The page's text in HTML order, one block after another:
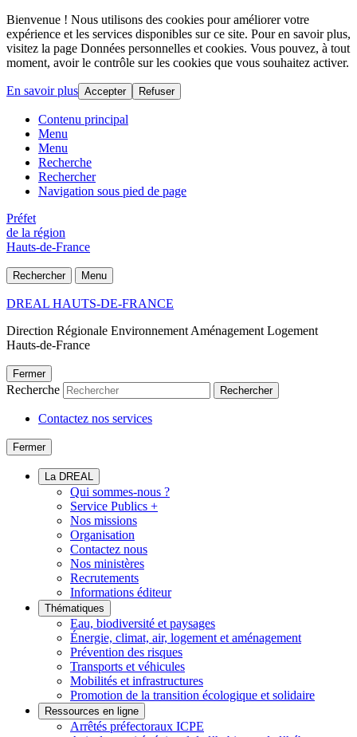
Bienvenue ! Nous utilisons des cookies pour améliorer votre
expérience et les services disponibles sur ce site. Pour en savoir plus,
visitez la page Données personnelles et cookies. Vous pouvez, à tout
moment, avoir le contrôle sur les cookies que vous souhaitez activer.
En savoir plus Accepter Refuser
Contenu principal
Menu
Menu
Recherche
Rechercher
Navigation sous pied de page
Préfet
de la région
Hauts-de-France
Rechercher Menu
DREAL HAUTS-DE-FRANCE
Direction Régionale Environnement Aménagement Logement
Hauts-de-France
Fermer
Recherche Rechercher
Contactez nos services
Fermer
La DREAL
Qui sommes-nous ?
Service Publics +
Nos missions
Organisation
Contactez nous
Nos ministères
Recrutements
Informations éditeur
Thématiques
Eau, biodiversité et paysages
Énergie, climat, air, logement et aménagement
Prévention des risques
Transports et véhicules
Mobilités et infrastructures
Promotion de la transition écologique et solidaire
Ressources en ligne
Arrêtés préfectoraux ICPE